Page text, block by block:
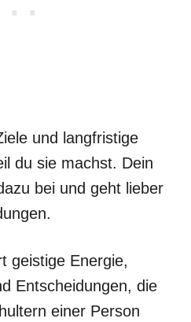
und langfristige
du sie machst. Dein
bei und geht lieber
geistige Energie,
Entscheidungen, die
einer Person